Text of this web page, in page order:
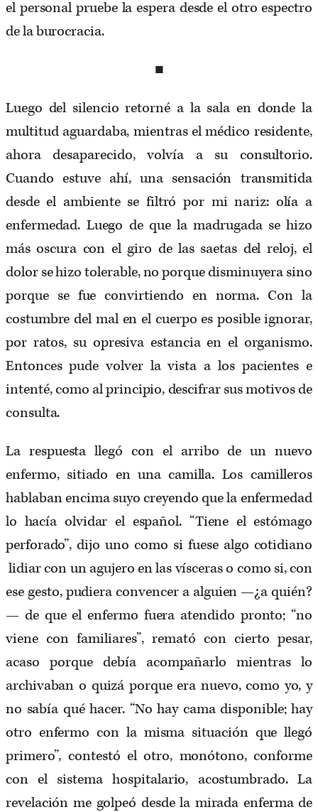
el personal pruebe la espera desde el otro espectro
de la burocracia.
■
Luego del silencio retorné a la sala en donde la
multitud aguardaba, mientras el médico residente,
ahora desaparecido, volvía a su consultorio.
Cuando estuve ahí, una sensación transmitida
desde el ambiente se filtró por mi nariz: olía a
enfermedad. Luego de que la madrugada se hizo
más oscura con el giro de las saetas del reloj, el
dolor se hizo tolerable, no porque disminuyera sino
porque se fue convirtiendo en norma. Con la
costumbre del mal en el cuerpo es posible ignorar,
por ratos, su opresiva estancia en el organismo.
Entonces pude volver la vista a los pacientes e
intenté, como al principio, descifrar sus motivos de
consulta.
La respuesta llegó con el arribo de un nuevo
enfermo, sitiado en una camilla. Los camilleros
hablaban encima suyo creyendo que la enfermedad
lo hacía olvidar el español. “Tiene el estómago
perforado”, dijo uno como si fuese algo cotidiano
lidiar con un agujero en las vísceras o como si, con
ese gesto, pudiera convencer a alguien —¿a quién?
— de que el enfermo fuera atendido pronto; “no
viene con familiares”, remató con cierto pesar,
acaso porque debía acompañarlo mientras lo
archivaban o quizá porque era nuevo, como yo, y
no sabía qué hacer. “No hay cama disponible; hay
otro enfermo con la misma situación que llegó
primero”, contestó el otro, monótono, conforme
con el sistema hospitalario, acostumbrado. La
revelación me golpeó desde la mirada enferma de